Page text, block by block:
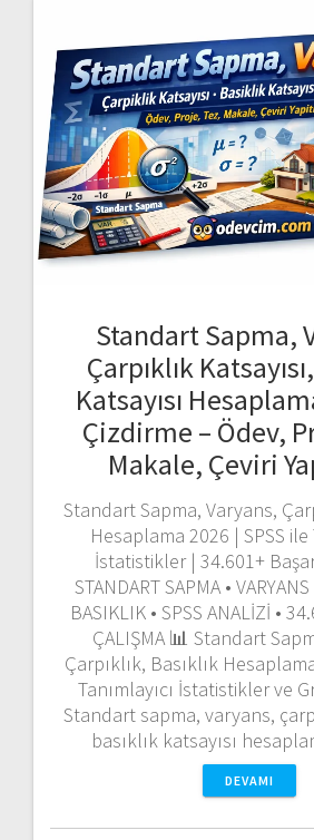
Standart Sapma,
Çarpıklık
Katsayısı
Çizdirme – Ödev,
Makale, Çeviri
Standart Sapma, Varyans,
Hesaplama 2026 | SPSS ile
İstatistikler | 34.601+
STANDART SAPMA •
BASIKLIK • SPSS ANALİZİ •
ÇALIŞMA 📊 Standart
Çarpıklık, Basıklık
Tanımlayıcı İstatistikler ve
Standart sapma, varyans,
basıklık katsayısı
DEVAMI